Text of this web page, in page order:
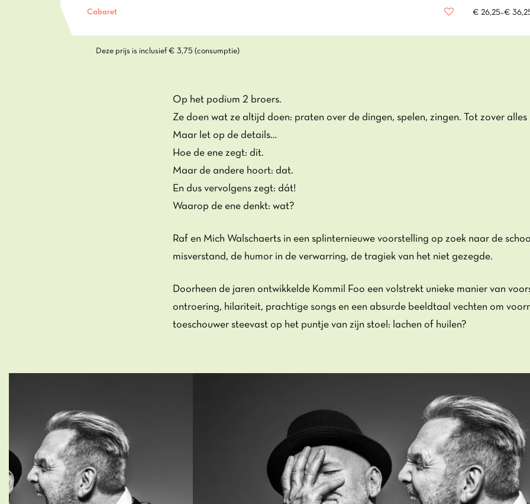
Cabaret € 26,25–€
Deze prijs is inclusief € 3,75 (consumptie)
Op het podium 2 broers.
Ze doen wat ze altijd doen: praten over de dingen, spelen, zingen. Tot zover
Maar let op de details…
Hoe de ene zegt: dit.
Maar de andere hoort: dat.
En dus vervolgens zegt: dát!
Waarop de ene denkt: wat?
Raf en Mich Walschaerts in een splinternieuwe voorstelling op zoek naar de
misverstand, de humor in de verwarring, de tragiek van het niet gezegde.
Doorheen de jaren ontwikkelde Kommil Foo een volstrekt unieke manier van
ontroering, hilariteit, prachtige songs en een absurde beeldtaal vechten om
toeschouwer steevast op het puntje van zijn stoel: lachen of huilen?